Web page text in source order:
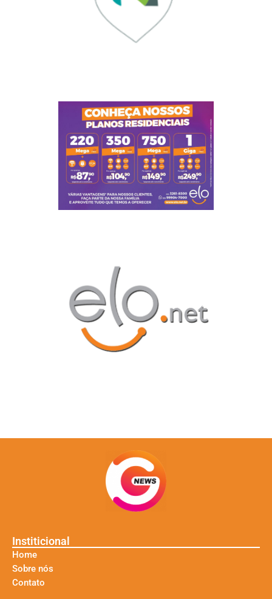
Institicional
Home
Sobre nós
Contato